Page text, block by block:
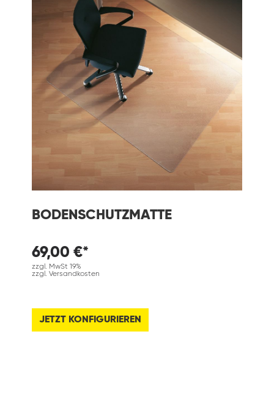
BODENSCHUTZMATTE
69,00 €*
zzgl. MwSt 19%
zzgl. Versandkosten
JETZT KONFIGURIEREN